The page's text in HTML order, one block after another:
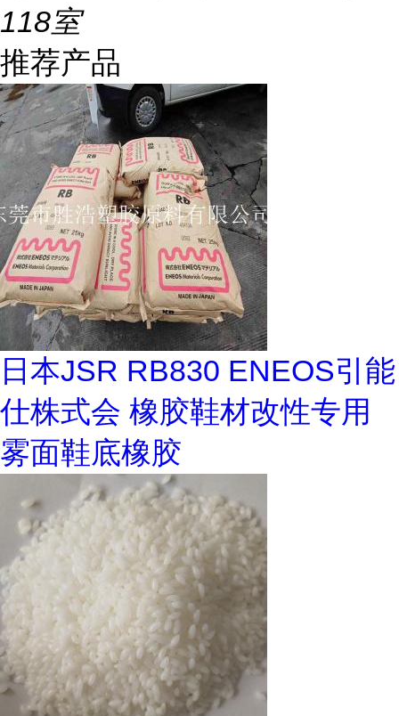
118室
推荐产品
日本JSR RB830 ENEOS引能
仕株式会 橡胶鞋材改性专用
雾面鞋底橡胶